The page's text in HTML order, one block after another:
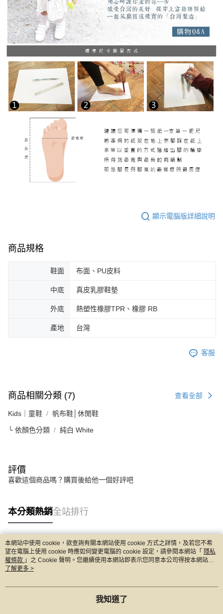
顯示電腦版詳細說明
商品規格
鞋面 布面、PU皮料
中底 真皮乳膠鞋墊
外底 熱塑性橡膠TPR、橡膠 RB
產地 台灣
客服
商品相關分類 (7) 查看全部
Kids｜童鞋 帆布鞋│休閒鞋
└ 依顏色分類 純白 White
評價
喜歡這個商品嗎？購買後給他一個好評吧
本分類熱銷全站排行
熱門標籤
本網站中使用 cookie，欲查詢有關本網站使用 cookie 方式之詳情，及若您不希
望在電腦上使用 cookie 時應如何變更電腦的 cookie 設定，請參閱本網站「 隱私
權條款 」之 Cookie 聲明。您繼續使用本網站即表示您同意本公司得按本網站使
用條款之 Cookie 聲明使用 cookie。
了解更多 >
我知道了